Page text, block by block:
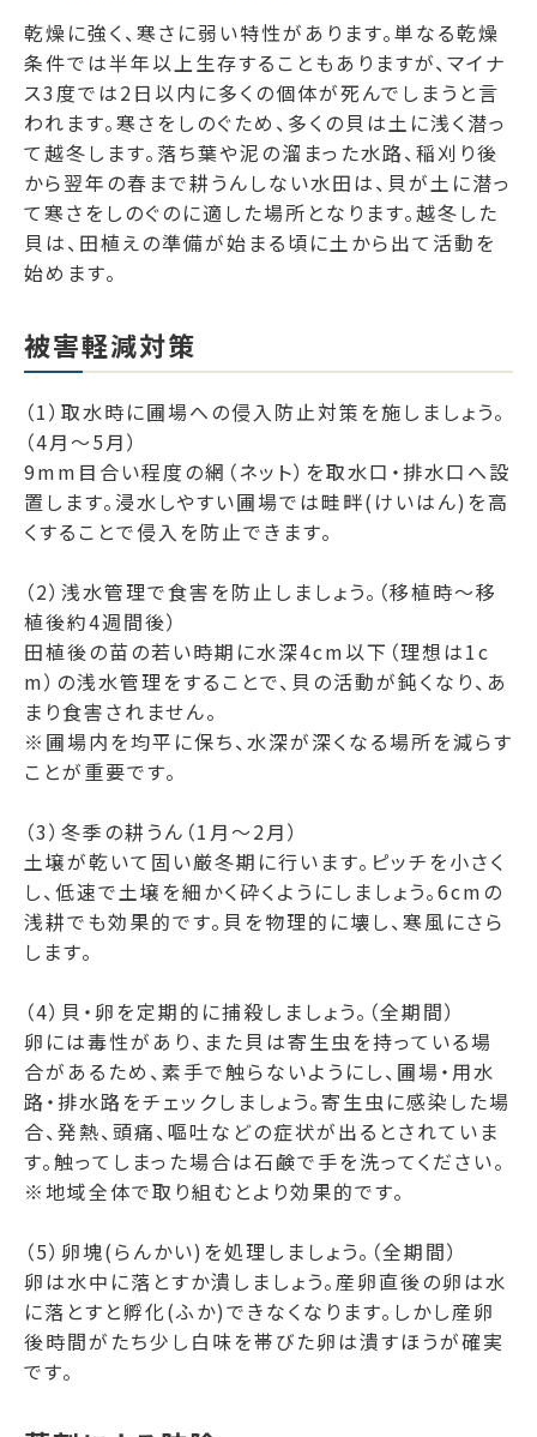
乾燥に強く、寒さに弱い特性があります。単なる乾燥
条件では半年以上生存することもありますが、マイナ
ス3度では2日以内に多くの個体が死んでしまうと言
われます。寒さをしのぐため、多くの貝は土に浅く潜っ
て越冬します。落ち葉や泥の溜まった水路、稲刈り後
から翌年の春まで耕うんしない水田は、貝が土に潜っ
て寒さをしのぐのに適した場所となります。越冬した
貝は、田植えの準備が始まる頃に土から出て活動を
始めます。
被害軽減対策
（1）取水時に圃場への侵入防止対策を施しましょう。
（4月～5月）
9mm目合い程度の網（ネット）を取水口・排水口へ設
置します。浸水しやすい圃場では畦畔(けいはん)を高
くすることで侵入を防止できます。
（2）浅水管理で食害を防止しましょう。（移植時～移
植後約4週間後）
田植後の苗の若い時期に水深4cm以下（理想は1c
m）の浅水管理をすることで、貝の活動が鈍くなり、あ
まり食害されません。
※圃場内を均平に保ち、水深が深くなる場所を減らす
ことが重要です。
（3）冬季の耕うん（1月～2月）
土壌が乾いて固い厳冬期に行います。ピッチを小さく
し、低速で土壌を細かく砕くようにしましょう。6cmの
浅耕でも効果的です。貝を物理的に壊し、寒風にさら
します。
（4）貝・卵を定期的に捕殺しましょう。（全期間）
卵には毒性があり、また貝は寄生虫を持っている場
合があるため、素手で触らないようにし、圃場・用水
路・排水路をチェックしましょう。寄生虫に感染した場
合、発熱、頭痛、嘔吐などの症状が出るとされていま
す。触ってしまった場合は石鹸で手を洗ってください。
※地域全体で取り組むとより効果的です。
（5）卵塊(らんかい)を処理しましょう。（全期間）
卵は水中に落とすか潰しましょう。産卵直後の卵は水
に落とすと孵化(ふか)できなくなります。しかし産卵
後時間がたち少し白味を帯びた卵は潰すほうが確実
です。